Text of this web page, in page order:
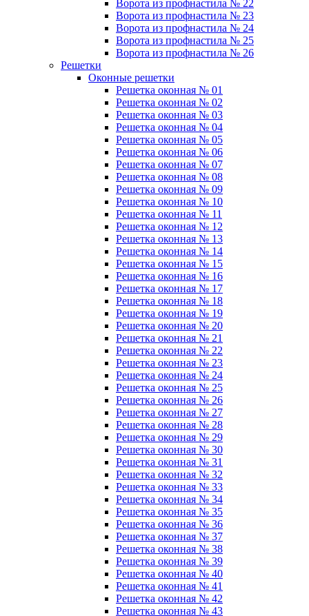
Ворота из профнастила № 22
Ворота из профнастила № 23
Ворота из профнастила № 24
Ворота из профнастила № 25
Ворота из профнастила № 26
Решетки
Оконные решетки
Решетка оконная № 01
Решетка оконная № 02
Решетка оконная № 03
Решетка оконная № 04
Решетка оконная № 05
Решетка оконная № 06
Решетка оконная № 07
Решетка оконная № 08
Решетка оконная № 09
Решетка оконная № 10
Решетка оконная № 11
Решетка оконная № 12
Решетка оконная № 13
Решетка оконная № 14
Решетка оконная № 15
Решетка оконная № 16
Решетка оконная № 17
Решетка оконная № 18
Решетка оконная № 19
Решетка оконная № 20
Решетка оконная № 21
Решетка оконная № 22
Решетка оконная № 23
Решетка оконная № 24
Решетка оконная № 25
Решетка оконная № 26
Решетка оконная № 27
Решетка оконная № 28
Решетка оконная № 29
Решетка оконная № 30
Решетка оконная № 31
Решетка оконная № 32
Решетка оконная № 33
Решетка оконная № 34
Решетка оконная № 35
Решетка оконная № 36
Решетка оконная № 37
Решетка оконная № 38
Решетка оконная № 39
Решетка оконная № 40
Решетка оконная № 41
Решетка оконная № 42
Решетка оконная № 43